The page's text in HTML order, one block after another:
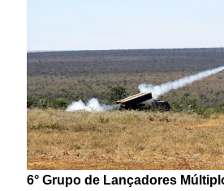
6° Grupo de Lançadores